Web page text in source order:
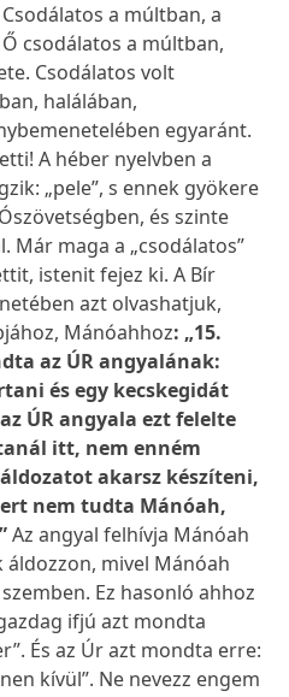
Csodálatos a múltban, a
csodálatos a múltban,
Csodálatos volt
halálában,
egyaránt.
A héber nyelvben a
„pele”, s ennek gyökere
és szinte
Már maga a „csodálatos”
istenit fejez ki. A Bír
azt olvashatjuk,
Mánóahhoz: „15.
az ÚR angyalának:
és egy kecskegidát
ÚR angyala ezt felelte
itt, nem enném
akarsz készíteni,
nem tudta Mánóah,
Az angyal felhívja Mánóah
mivel Mánóah
Ez hasonló ahhoz
ifjú azt mondta
És az Úr azt mondta erre:
kívül”. Ne nevezz engem